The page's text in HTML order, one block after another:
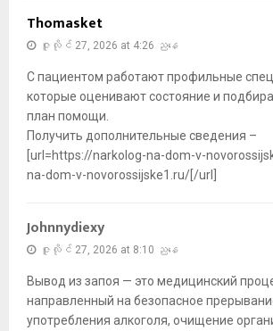
Thomasket
ဇူလိုင် 27, 2026 at 4:26 ညနေ
С пациентом работают профильные
которые оценивают состояние и
план помощи.
Получить дополнительные сведения –
[url=https://narkolog-na-dom-v-
na-dom-v-novorossijske1.ru/[/url]
Johnnydiexy
ဇူလိုင် 27, 2026 at 8:10 ညနေ
Вывод из запоя — это медицинский
направленный на безопасное
употребления алкоголя, очищение